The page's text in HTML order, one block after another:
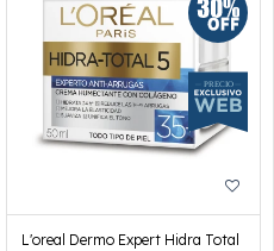
L'oreal Dermo Expert Hidra Total